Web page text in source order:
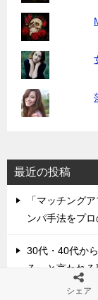
最近の投稿
「マッチング
ンパ手法をプ
30代・40代か
る」と言われ
シェア